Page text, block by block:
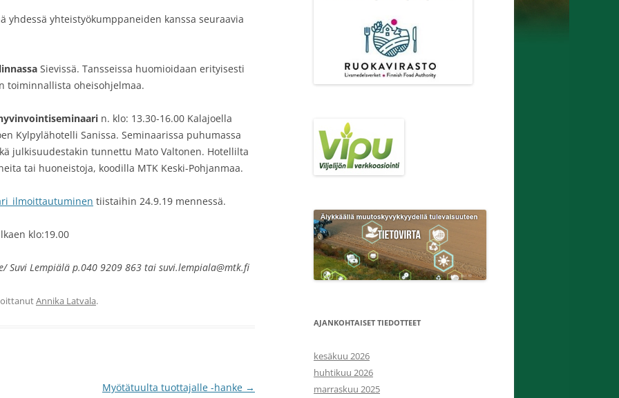
yhteistyökumppaneiden kanssa seuraavia
Sievissä. Tansseissa huomioidaan erityisesti
toiminnallista oheisohjelmaa.
n. klo: 13.30-16.00 Kalajoella
Kylpylähotelli Sanissa. Seminaarissa puhumassa
julkisuudestakin tunnettu Mato Valtonen. Hotellilta
tai huoneistoja, koodilla MTK Keski-Pohjanmaa.
tiistaihin 24.9.19 mennessä.
klo:19.00
Suvi Lempiälä p.040 9209 863 tai suvi.lempiala@mtk.fi
Annika Latvala.
Myötätuulta tuottajalle -hanke →
AJANKOHTAISET TIEDOTTEET
kesäkuu 2026
huhtikuu 2026
marraskuu 2025